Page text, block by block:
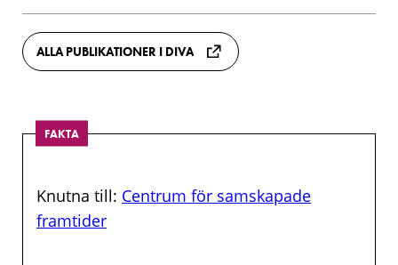
ALLA PUBLIKATIONER I DIVA
FAKTA
Knutna till: Centrum för samskapade
framtider